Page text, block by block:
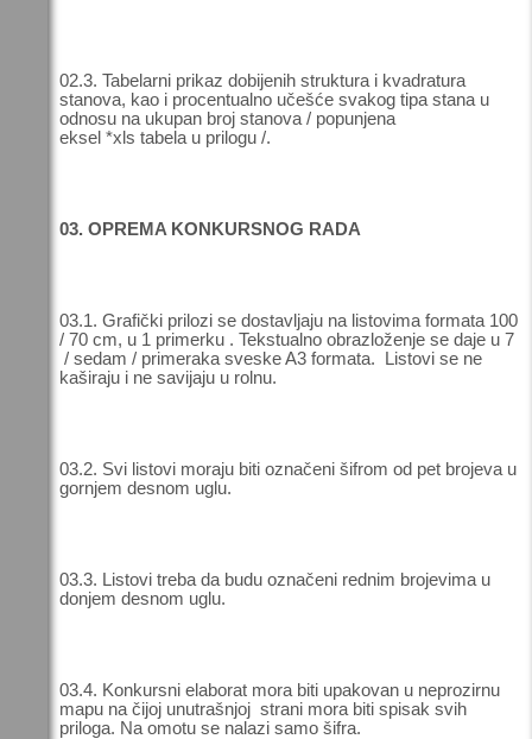
02.3. Tabelarni prikaz dobijenih struktura i kvadratura
stanova, kao i procentualno učešće svakog tipa stana u
odnosu na ukupan broj stanova / popunjena
eksel *xls tabela u prilogu /.
03. OPREMA KONKURSNOG RADA
03.1. Grafički prilozi se dostavljaju na listovima formata 100
/ 70 cm, u 1 primerku . Tekstualno obrazloženje se daje u 7
/ sedam / primeraka sveske A3 formata. Listovi se ne
kaširaju i ne savijaju u rolnu.
03.2. Svi listovi moraju biti označeni šifrom od pet brojeva u
gornjem desnom uglu.
03.3. Listovi treba da budu označeni rednim brojevima u
donjem desnom uglu.
03.4. Konkursni elaborat mora biti upakovan u neprozirnu
mapu na čijoj unutrašnjoj strani mora biti spisak svih
priloga. Na omotu se nalazi samo šifra.